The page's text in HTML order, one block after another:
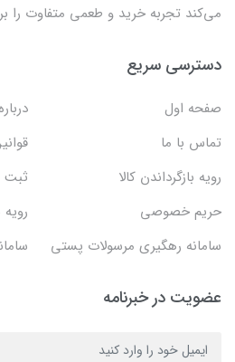
می‌کند تجربه خرید و طعمی متفاوت را
دسترسی سریع
صفحه اول
تماس با ما
رویه بازگرداندن کالا
ثبت
حریم خصوصی
سامانه رهگیری مرسولات پستی
عضویت در خبرنامه